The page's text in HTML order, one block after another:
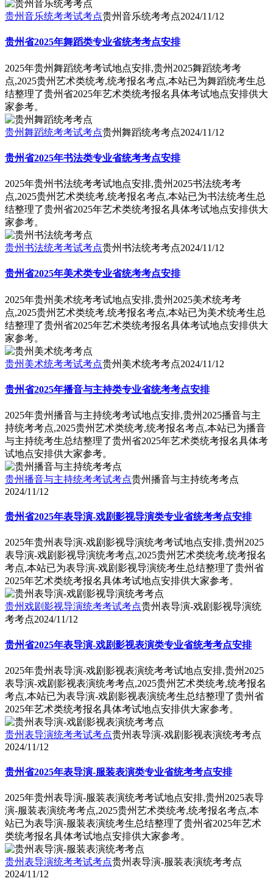
贵州音乐统考考试考点贵州音乐统考考点2024/11/12
贵州省2025年舞蹈类专业省统考考点安排
2025年贵州舞蹈统考考试地点安排,贵州2025舞蹈统考考
点,2025贵州艺术类统考,统考报名考点,本站已为舞蹈统考生总
结整理了贵州省2025年艺术类统考报名具体考试地点安排供大
家参考。
贵州舞蹈统考考试考点贵州舞蹈统考考点2024/11/12
贵州省2025年书法类专业省统考考点安排
2025年贵州书法统考考试地点安排,贵州2025书法统考考
点,2025贵州艺术类统考,统考报名考点,本站已为书法统考生总
结整理了贵州省2025年艺术类统考报名具体考试地点安排供大
家参考。
贵州书法统考考试考点贵州书法统考考点2024/11/12
贵州省2025年美术类专业省统考考点安排
2025年贵州美术统考考试地点安排,贵州2025美术统考考
点,2025贵州艺术类统考,统考报名考点,本站已为美术统考生总
结整理了贵州省2025年艺术类统考报名具体考试地点安排供大
家参考。
贵州美术统考考试考点贵州美术统考考点2024/11/12
贵州省2025年播音与主持类专业省统考考点安排
2025年贵州播音与主持统考考试地点安排,贵州2025播音与主
持统考考点,2025贵州艺术类统考,统考报名考点,本站已为播音
与主持统考生总结整理了贵州省2025年艺术类统考报名具体考
试地点安排供大家参考。
贵州播音与主持统考考试考点贵州播音与主持统考考点
2024/11/12
贵州省2025年表导演-戏剧影视导演类专业省统考考点安排
2025年贵州表导演-戏剧影视导演统考考试地点安排,贵州2025
表导演-戏剧影视导演统考考点,2025贵州艺术类统考,统考报名
考点,本站已为表导演-戏剧影视导演统考生总结整理了贵州省
2025年艺术类统考报名具体考试地点安排供大家参考。
贵州戏剧影视导演统考考试考点贵州表导演-戏剧影视导演统
考考点2024/11/12
贵州省2025年表导演-戏剧影视表演类专业省统考考点安排
2025年贵州表导演-戏剧影视表演统考考试地点安排,贵州2025
表导演-戏剧影视表演统考考点,2025贵州艺术类统考,统考报名
考点,本站已为表导演-戏剧影视表演统考生总结整理了贵州省
2025年艺术类统考报名具体考试地点安排供大家参考。
贵州表导演统考考试考点贵州表导演-戏剧影视表演统考考点
2024/11/12
贵州省2025年表导演-服装表演类专业省统考考点安排
2025年贵州表导演-服装表演统考考试地点安排,贵州2025表导
演-服装表演统考考点,2025贵州艺术类统考,统考报名考点,本
站已为表导演-服装表演统考生总结整理了贵州省2025年艺术
类统考报名具体考试地点安排供大家参考。
贵州表导演统考考试考点贵州表导演-服装表演统考考点
2024/11/12